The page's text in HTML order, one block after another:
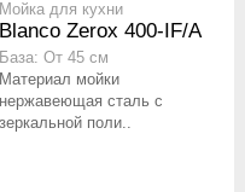
Мойка для кухни
Blanco Zerox 400-IF/A
База: От 45 см
Материал мойки
нержавеющая сталь с
зеркальной поли..